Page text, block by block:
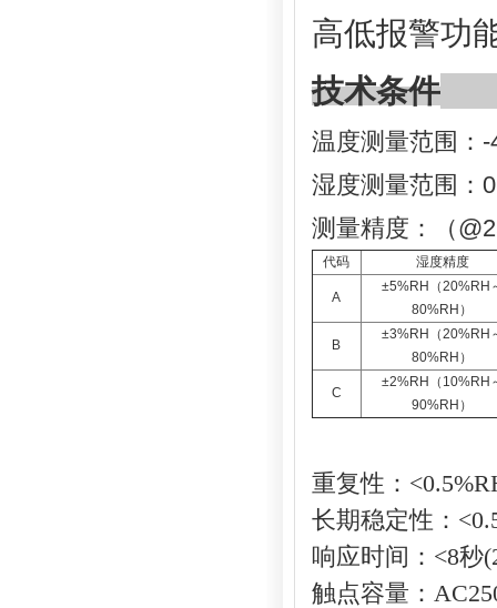
高低报警功
技术条件
温度测量范围：
湿度测量范围：
测量精度：（
代码 湿度精度
A
±5%RH（20%RH
80%RH）
B
±3%RH（20%RH
80%RH）
C
±2%RH（10%RH
90%RH）
重复性：
长期稳定性：
响应时间： <8秒
触点容量：